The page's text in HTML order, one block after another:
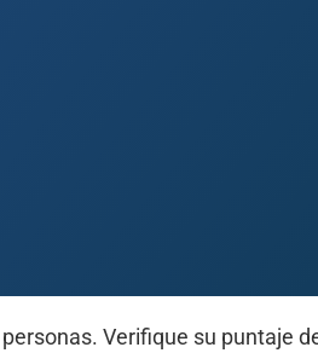
Verifique su puntaje